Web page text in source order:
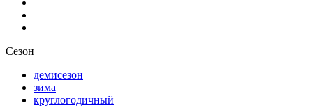
Сезон
демисезон
зима
круглогодичный